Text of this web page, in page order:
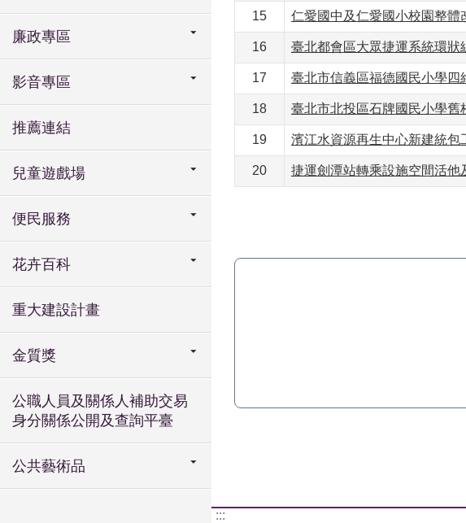
廉政專區
影音專區
推薦連結
兒童遊戲場
便民服務
花卉百科
重大建設計畫
金質獎
公職人員及關係人補助交易
身分關係公開及查詢平臺
公共藝術品
15 仁愛國中及仁愛國小校園整體
16 臺北都會區大眾捷運系統環
17 臺北市信義區福德國民小學
18 臺北市北投區石牌國民小學舊
19 濱江水資源再生中心新建統包
20 捷運劍潭站轉乘設施空間活他
:::